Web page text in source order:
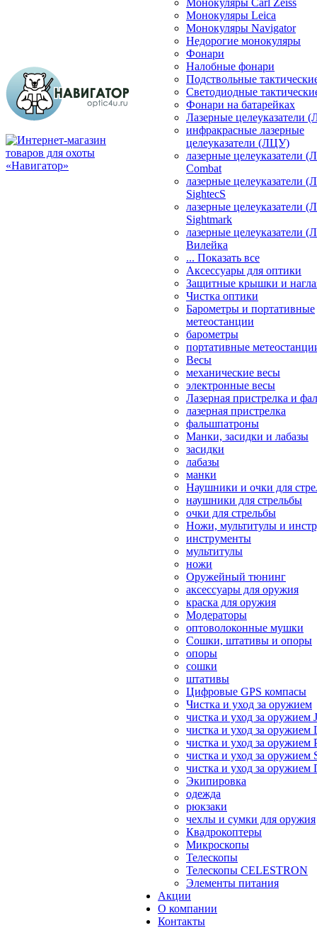
Монокуляры Carl Zeiss
Монокуляры Leica
Монокуляры Navigator
Недорогие монокуляры
Фонари
Налобные фонари
Подствольные
Светодиодные
Фонари на батарейках
Лазерные целеуказатели
инфракрасные лазерные
целеуказатели (ЛЦУ)
лазерные целеуказатели
Combat
лазерные целеуказатели
SightecS
лазерные целеуказатели
Sightmark
лазерные целеуказатели
Вилейка
... Показать все
Аксессуары для оптики
Защитные крышки и
Чистка оптики
Барометры и портативные
метеостанции
барометры
портативные
Весы
механические весы
электронные весы
Лазерная пристрелка и
лазерная пристрелка
фальшпатроны
Манки, засидки и лабазы
засидки
лабазы
манки
Наушники и очки для
наушники для стрельбы
очки для стрельбы
Ножи, мультитулы и
инструменты
мультитулы
ножи
Оружейный тюнинг
аксессуары для оружия
краска для оружия
Модераторы
оптоволоконные мушки
Сошки, штативы и опоры
опоры
сошки
штативы
Цифровые GPS компасы
Чистка и уход за оружием
чистка и уход за оружием
чистка и уход за оружием
чистка и уход за оружием
чистка и уход за оружием
чистка и уход за
Экипировка
одежда
рюкзаки
чехлы и сумки для оружия
Квадрокоптеры
Микроскопы
Телескопы
Телескопы CELESTRON
Элементы питания
Акции
О компании
Контакты